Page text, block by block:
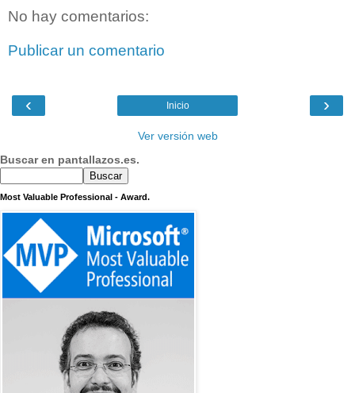
No hay comentarios:
Publicar un comentario
‹ ›
Inicio
Ver versión web
Buscar en pantallazos.es.
Most Valuable Professional - Award.